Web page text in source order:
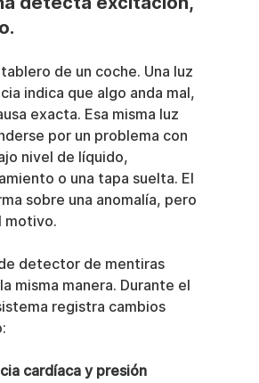
de un coche. Una luz
indica que algo anda mal,
exacta. Esa misma luz
por un problema con
nivel de líquido,
o una tapa suelta. El
sobre una anomalía, pero
motivo.
detector de mentiras
misma manera. Durante el
registra cambios
cardíaca y presión